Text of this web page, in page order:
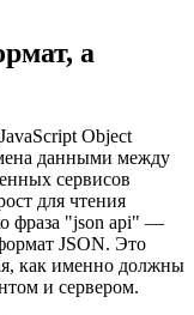
а
Object
данными между
сервисов
для чтения
фраза "json api" —
JSON. Это
как именно должны
и сервером.